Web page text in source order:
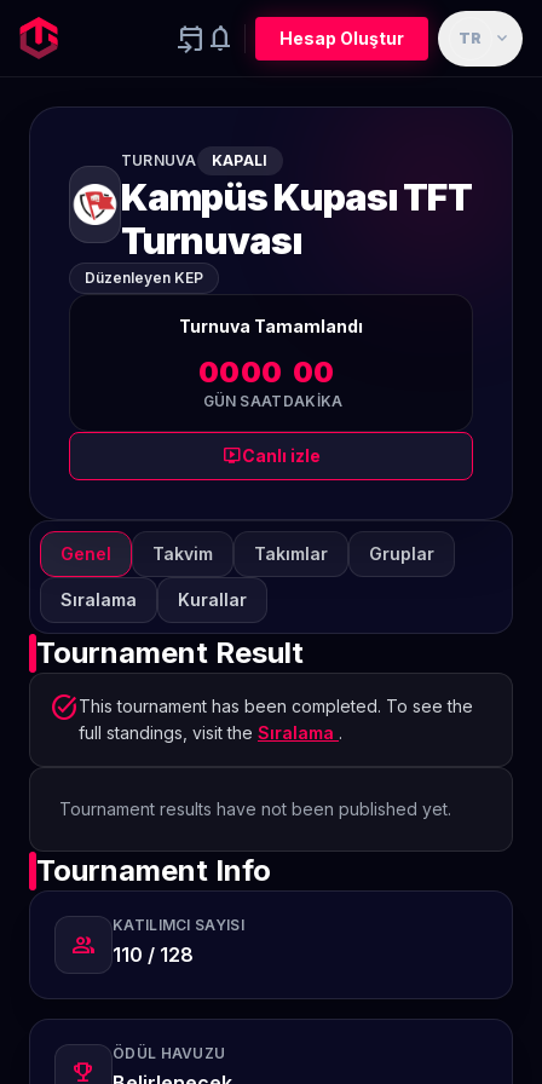
event_upcoming notifications Hesap Oluştur TR expand_more
TURNUVA KAPALI
Kampüs Kupası TFT
Turnuvası
Düzenleyen KEP
Turnuva Tamamlandı
00
GÜN
00
SAAT
00
DAKIKA
live_tvCanlı izle
Genel Takvim Takımlar Gruplar
Sıralama Kurallar
Tournament Result
task_altThis tournament has been completed. To see the
full standings, visit the Sıralama .
Tournament results have not been published yet.
Tournament Info
group
KATILIMCI SAYISI
110 / 128
emoji_events
ÖDÜL HAVUZU